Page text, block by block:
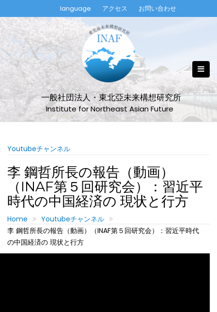
to
content
language アクセス お問い合わせ
一般社団法人・東北亞未来構想研究所
Institute for Northeast Asian Future
Youtubeチャンネル
李 鋼哲所長の報告（動画）
（INAF第５回研究会）：習近平
時代の中国経済の 現状と行方
Home
Youtubeチャンネル
李 鋼哲所長の報告（動画）（INAF第５回研究会）：習近平時代
の中国経済の 現状と行方